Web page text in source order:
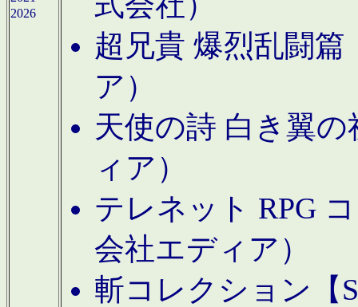
2026
超兄貴 爆烈乱闘篇
ア）
天使の詩 白き翼
ィア）
テレネット RPG
会社エディア）
斬コレクション【